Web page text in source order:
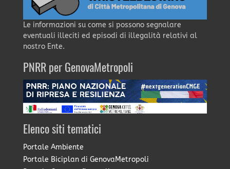
Le informazioni su come si possono segnalare
eventuali illeciti ed episodi di illegalità relativi al
nostro Ente.
PNRR per GenovaMetropoli
Elenco siti tematici
Portale Ambiente
Portale Biciplan di GenovaMetropoli